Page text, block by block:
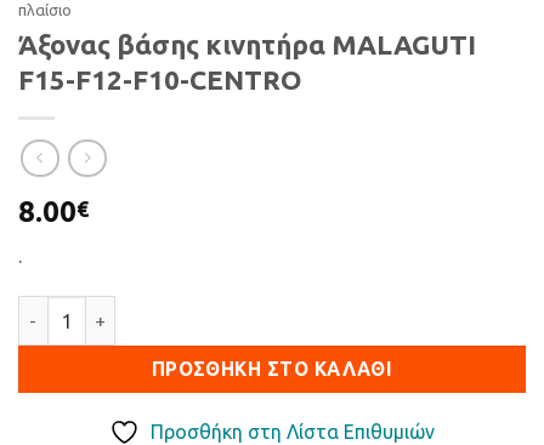
πλαίσιο
Άξονας βάσης κινητήρα MALAGUTI
F15-F12-F10-CENTRO
8.00€
.
ΠΡΟΣΘΉΚΗ ΣΤΟ ΚΑΛΆΘΙ
Προσθήκη στη Λίστα Επιθυμιών